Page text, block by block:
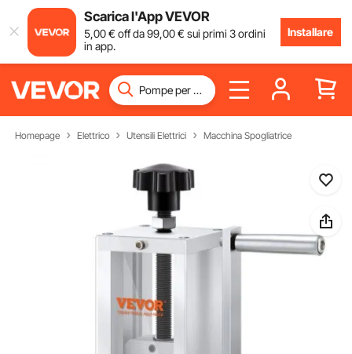
Scarica l'App VEVOR
5,00€ off da99,00€ sui primi 3 ordini
in app.
Installare
Homepage Elettrico Utensili Elettrici Macchina Spogliatrice